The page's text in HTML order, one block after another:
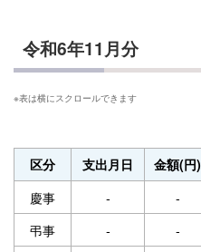
令和6年11月分
区分 支出月日 金額(円)
慶事 - -
弔事
- -